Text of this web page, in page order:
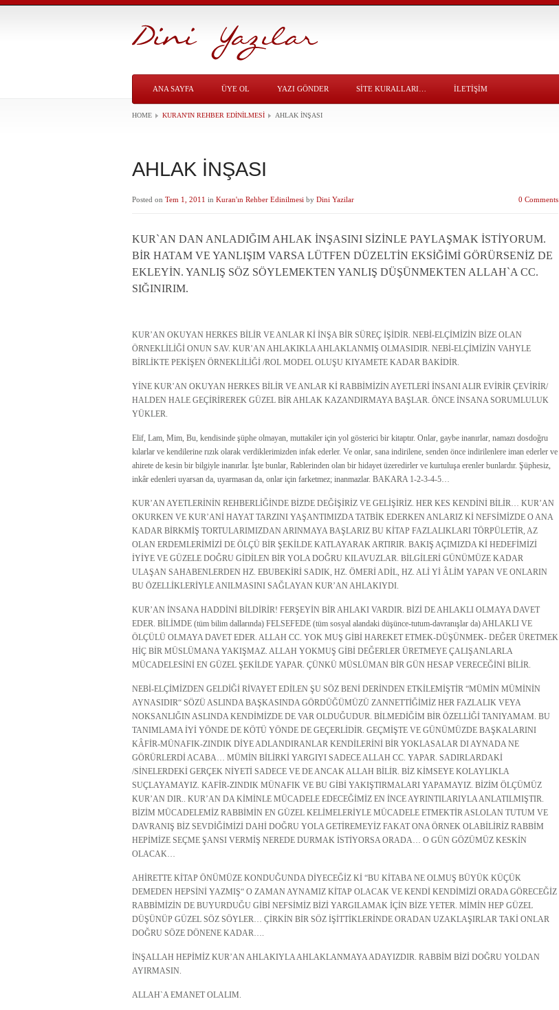
ANA SAYFA ÜYE OL YAZI GÖNDER SITE KURALLARI… İLETİŞİM
HOME KURAN'IN REHBER EDINILMESI AHLAK İNŞASI
AHLAK İNŞASI
Posted on Tem 1, 2011 in Kuran'ın Rehber Edinilmesi by Dini Yazilar 0 Comments
KUR`AN DAN ANLADIĞIM AHLAK İNŞASINI SİZİNLE PAYLAŞMAK İSTİYORUM.
BİR HATAM VE YANLIŞIM VARSA LÜTFEN DÜZELTİN EKSİĞİMİ GÖRÜRSENİZ DE
EKLEYİN. YANLIŞ SÖZ SÖYLEMEKTEN YANLIŞ DÜŞÜNMEKTEN ALLAH`A CC.
SIĞINIRIM.
KUR’AN OKUYAN HERKES BİLİR VE ANLAR Kİ İNŞA BİR SÜREÇ İŞİDİR. NEBİ-ELÇİMİZİN BİZE OLAN
ÖRNEKLİLİĞİ ONUN SAV. KUR’AN AHLAKIKLA AHLAKLANMIŞ OLMASIDIR. NEBİ-ELÇİMİZİN VAHYLE
BİRLİKTE PEKİŞEN ÖRNEKLİLİĞİ /ROL MODEL OLUŞU KIYAMETE KADAR BAKİDİR.
YİNE KUR’AN OKUYAN HERKES BİLİR VE ANLAR Kİ RABBİMİZİN AYETLERİ İNSANI ALIR EVİRİR ÇEVİRİR/
HALDEN HALE GEÇİRİREREK GÜZEL BİR AHLAK KAZANDIRMAYA BAŞLAR. ÖNCE İNSANA SORUMLULUK
YÜKLER.
Elif, Lam, Mim, Bu, kendisinde şüphe olmayan, muttakiler için yol gösterici bir kitaptır. Onlar, gaybe inanırlar, namazı dosdoğru
kılarlar ve kendilerine rızık olarak verdiklerimizden infak ederler. Ve onlar, sana indirilene, senden önce indirilenlere iman ederler ve
ahirete de kesin bir bilgiyle inanırlar. İşte bunlar, Rablerinden olan bir hidayet üzeredirler ve kurtuluşa erenler bunlardır. Şüphesiz,
inkâr edenleri uyarsan da, uyarmasan da, onlar için farketmez; inanmazlar. BAKARA 1-2-3-4-5…
KUR’AN AYETLERİNİN REHBERLİĞİNDE BİZDE DEĞİŞİRİZ VE GELİŞİRİZ. HER KES KENDİNİ BİLİR… KUR’AN
OKURKEN VE KUR’ANİ HAYAT TARZINI YAŞANTIMIZDA TATBİK EDERKEN ANLARIZ Kİ NEFSİMİZDE O ANA
KADAR BİRKMİŞ TORTULARIMIZDAN ARINMAYA BAŞLARIZ BU KİTAP FAZLALIKLARI TÖRPÜLETİR, AZ
OLAN ERDEMLERİMİZİ DE ÖLÇÜ BİR ŞEKİLDE KATLAYARAK ARTIRIR. BAKIŞ AÇIMIZDA Kİ HEDEFİMİZİ
İYİYE VE GÜZELE DOĞRU GİDİLEN BİR YOLA DOĞRU KILAVUZLAR. BİLGİLERİ GÜNÜMÜZE KADAR
ULAŞAN SAHABENLERDEN HZ. EBUBEKİRİ SADIK, HZ. ÖMERİ ADİL, HZ. ALİ Yİ ÂLİM YAPAN VE ONLARIN
BU ÖZELLİKLERİYLE ANILMASINI SAĞLAYAN KUR’AN AHLAKIYDI.
KUR’AN İNSANA HADDİNİ BİLDİRİR! FERŞEYİN BİR AHLAKI VARDIR. BİZİ DE AHLAKLI OLMAYA DAVET
EDER. BİLİMDE (tüm bilim dallarında) FELSEFEDE (tüm sosyal alandaki düşünce-tutum-davranışlar da) AHLAKLI VE
ÖLÇÜLÜ OLMAYA DAVET EDER. ALLAH CC. YOK MUŞ GİBİ HAREKET ETMEK-DÜŞÜNMEK- DEĞER ÜRETMEK
HİÇ BİR MÜSLÜMANA YAKIŞMAZ. ALLAH YOKMUŞ GİBİ DEĞERLER ÜRETMEYE ÇALIŞANLARLA
MÜCADELESİNİ EN GÜZEL ŞEKİLDE YAPAR. ÇÜNKÜ MÜSLÜMAN BİR GÜN HESAP VERECEĞİNİ BİLİR.
NEBİ-ELÇİMİZDEN GELDİĞİ RİVAYET EDİLEN ŞU SÖZ BENİ DERİNDEN ETKİLEMİŞTİR “MÜMİN MÜMİNİN
AYNASIDIR“ SÖZÜ ASLINDA BAŞKASINDA GÖRDÜĞÜMÜZÜ ZANNETTİĞİMİZ HER FAZLALIK VEYA
NOKSANLIĞIN ASLINDA KENDİMİZDE DE VAR OLDUĞUDUR. BİLMEDİĞİM BİR ÖZELLİĞİ TANIYAMAM. BU
TANIMLAMA İYİ YÖNDE DE KÖTÜ YÖNDE DE GEÇERLİDİR. GEÇMİŞTE VE GÜNÜMÜZDE BAŞKALARINI
KÂFİR-MÜNAFIK-ZINDIK DİYE ADLANDIRANLAR KENDİLERİNİ BİR YOKLASALAR DI AYNADA NE
GÖRÜRLERDİ ACABA… MÜMİN BİLİRKİ YARGIYI SADECE ALLAH CC. YAPAR. SADIRLARDAKİ
/SİNELERDEKİ GERÇEK NİYETİ SADECE VE DE ANCAK ALLAH BİLİR. BİZ KİMSEYE KOLAYLIKLA
SUÇLAYAMAYIZ. KAFİR-ZINDIK MÜNAFIK VE BU GİBİ YAKIŞTIRMALARI YAPAMAYIZ. BİZİM ÖLÇÜMÜZ
KUR’AN DIR.. KUR’AN DA KİMİNLE MÜCADELE EDECEĞİMİZ EN İNCE AYRINTILARIYLA ANLATILMIŞTIR.
BİZİM MÜCADELEMİZ RABBİMİN EN GÜZEL KELİMELERİYLE MÜCADELE ETMEKTİR ASLOLAN TUTUM VE
DAVRANIŞ BİZ SEVDİĞİMİZİ DAHİ DOĞRU YOLA GETİREMEYİZ FAKAT ONA ÖRNEK OLABİLİRİZ RABBİM
HEPİMİZE SEÇME ŞANSI VERMİŞ NEREDE DURMAK İSTİYORSA ORADA… O GÜN GÖZÜMÜZ KESKİN
OLACAK…
AHİRETTE KİTAP ÖNÜMÜZE KONDUĞUNDA DİYECEĞİZ Kİ “BU KİTABA NE OLMUŞ BÜYÜK KÜÇÜK
DEMEDEN HEPSİNİ YAZMIŞ“ O ZAMAN AYNAMIZ KİTAP OLACAK VE KENDİ KENDİMİZİ ORADA GÖRECEĞİZ
RABBİMİZİN DE BUYURDUĞU GİBİ NEFSİMİZ BİZİ YARGILAMAK İÇİN BİZE YETER. MİMİN HEP GÜZEL
DÜŞÜNÜP GÜZEL SÖZ SÖYLER… ÇİRKİN BİR SÖZ İŞİTTİKLERİNDE ORADAN UZAKLAŞIRLAR TAKİ ONLAR
DOĞRU SÖZE DÖNENE KADAR….
İNŞALLAH HEPİMİZ KUR’AN AHLAKIYLA AHLAKLANMAYA ADAYIZDIR. RABBİM BİZİ DOĞRU YOLDAN
AYIRMASIN.
ALLAH`A EMANET OLALIM.